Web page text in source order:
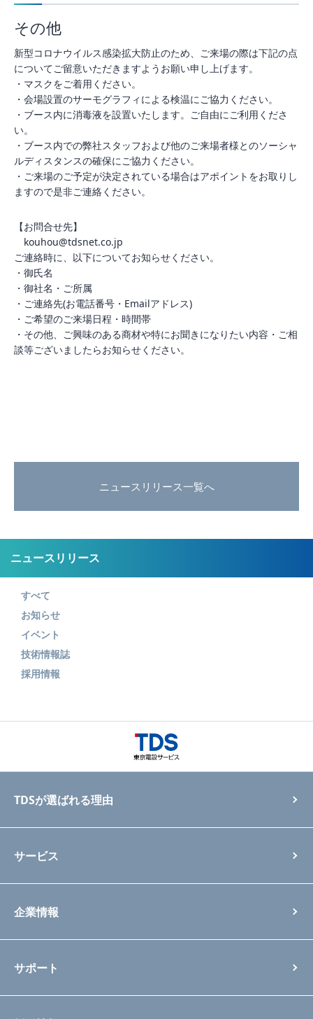
その他
新型コロナウイルス感染拡大防止のため、ご来場の際は下記の点
についてご留意いただきますようお願い申し上げます。
・マスクをご着用ください。
・会場設置のサーモグラフィによる検温にご協力ください。
・ブース内に消毒液を設置いたします。ご自由にご利用くださ
い。
・ブース内での弊社スタッフおよび他のご来場者様とのソーシャ
ルディスタンスの確保にご協力ください。
・ご来場のご予定が決定されている場合はアポイントをお取りし
ますので是非ご連絡ください。
【お問合せ先】
kouhou@tdsnet.co.jp
ご連絡時に、以下についてお知らせください。
・御氏名
・御社名・ご所属
・ご連絡先(お電話番号・Emailアドレス)
・ご希望のご来場日程・時間帯
・その他、ご興味のある商材や特にお聞きになりたい内容・ご相
談等ございましたらお知らせください。
ニュースリリース一覧へ
ニュースリリース
すべて
お知らせ
イベント
技術情報誌
採用情報
TDSが選ばれる理由
サービス
企業情報
サポート